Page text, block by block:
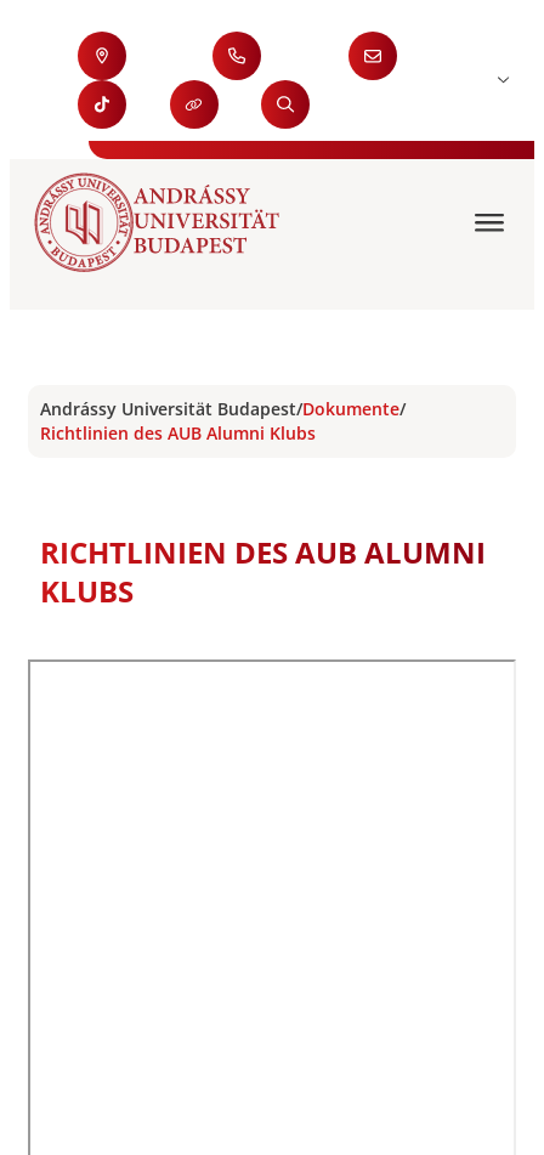
Andrássy Universität Budapest/Dokumente/
Richtlinien des AUB Alumni Klubs
RICHTLINIEN DES AUB ALUMNI
KLUBS